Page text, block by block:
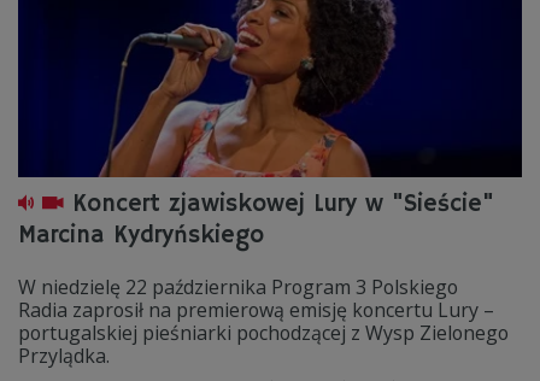
Koncert zjawiskowej Lury w "Sieście"
Marcina Kydryńskiego
W niedzielę 22 października Program 3 Polskiego
Radia zaprosił na premierową emisję koncertu Lury –
portugalskiej pieśniarki pochodzącej z Wysp Zielonego
Przylądka.